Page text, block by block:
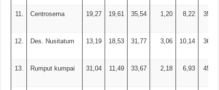
11. Centrosema 19,27 19,61 35,54 1,20 8,22 35,43
12. Des. Nusitatum 13,19 18,53 31,77 3,06 10,14 36,50
13. Rumput kumpai 31,04 11,49 33,67 2,18 6,93 45,73